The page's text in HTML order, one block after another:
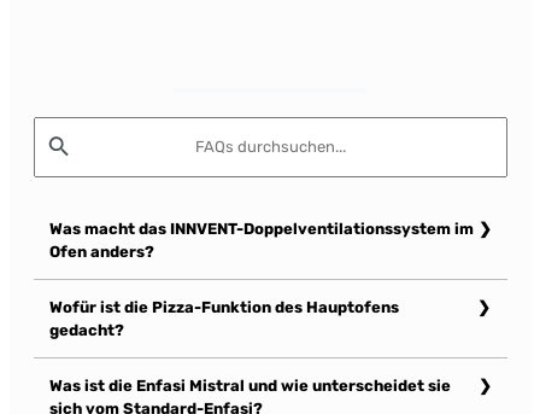
Was macht das INNVENT-Doppelventilationssystem im
Ofen anders?
gleichzeitig vertikal zwischen den Ebenen und horizontal auf
jeder einzelnen Ebene. Das ermöglicht gleichmäßiges
Backen auf mehreren Blechen, ohne dass die Ofentür
während der Garzeit geöffnet oder das Blech gedreht werden
muss.
Wofür ist die Pizza-Funktion des Hauptofens
gedacht?
italienische Pizza ausgelegt – näher an einem Pizzaofen als
Was ist die Enfasi Mistral und wie unterscheidet sie
sich vom Standard-Enfasi?